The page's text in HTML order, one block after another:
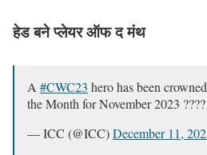
हेड बने प्लेयर ऑफ द मंथ
A #CWC23 hero has been
the Month for November 2023 ????
— ICC (@ICC)December 11,